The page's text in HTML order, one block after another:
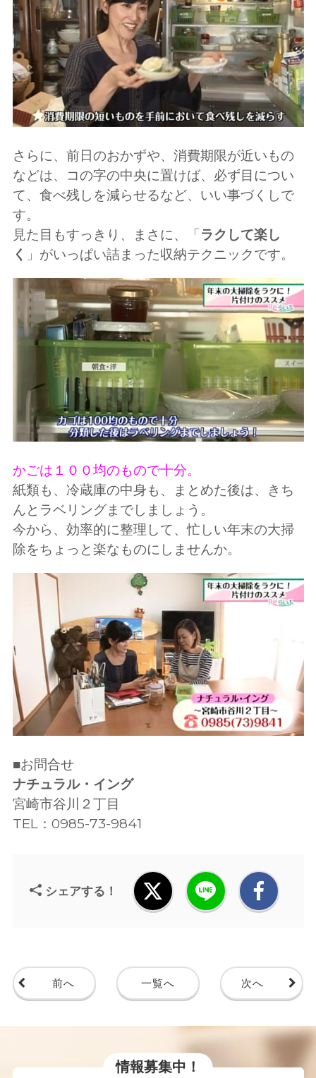
さらに、前日のおかずや、消費期限が近いもの
などは、コの字の中央に置けば、必ず目につい
て、食べ残しを減らせるなど、いい事づくしで
す。
見た目もすっきり、まさに、「ラクして楽し
く 」がいっぱい詰まった収納テクニックです。
かごは１００均のもので十分。
紙類も、冷蔵庫の中身も、まとめた後は、きち
んとラベリングまでしましょう。
今から、効率的に整理して、忙しい年末の大掃
除をちょっと楽なものにしませんか。
■お問合せ
ナチュラル・イング
宮崎市谷川２丁目
TEL：0985-73-9841
シェアする！
前へ 一覧へ 次へ
情報募集中！